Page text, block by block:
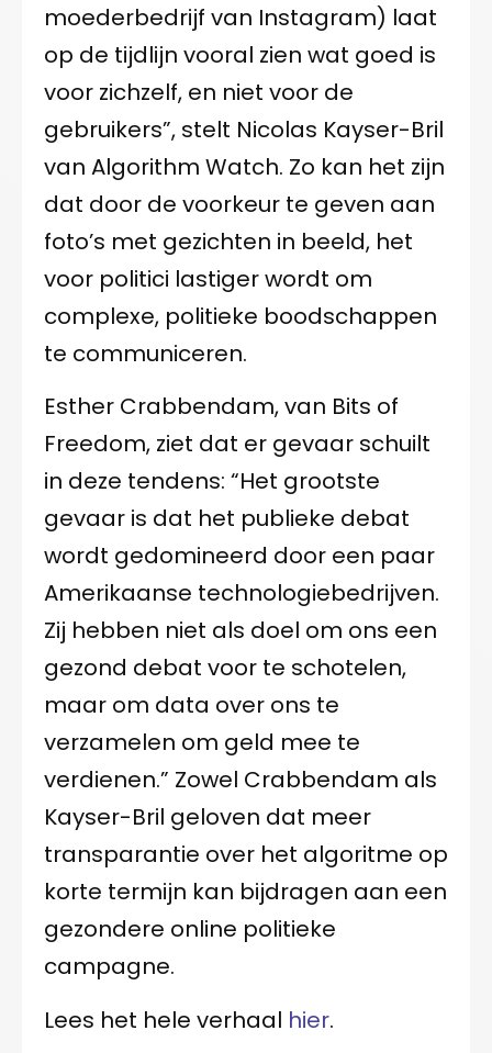
moederbedrijf van Instagram) laat
op de tijdlijn vooral zien wat goed is
voor zichzelf, en niet voor de
gebruikers”, stelt Nicolas Kayser-Bril
van Algorithm Watch. Zo kan het zijn
dat door de voorkeur te geven aan
foto’s met gezichten in beeld, het
voor politici lastiger wordt om
complexe, politieke boodschappen
te communiceren.
Esther Crabbendam, van Bits of
Freedom, ziet dat er gevaar schuilt
in deze tendens: “Het grootste
gevaar is dat het publieke debat
wordt gedomineerd door een paar
Amerikaanse technologiebedrijven.
Zij hebben niet als doel om ons een
gezond debat voor te schotelen,
maar om data over ons te
verzamelen om geld mee te
verdienen.” Zowel Crabbendam als
Kayser-Bril geloven dat meer
transparantie over het algoritme op
korte termijn kan bijdragen aan een
gezondere online politieke
campagne.
Lees het hele verhaal hier.